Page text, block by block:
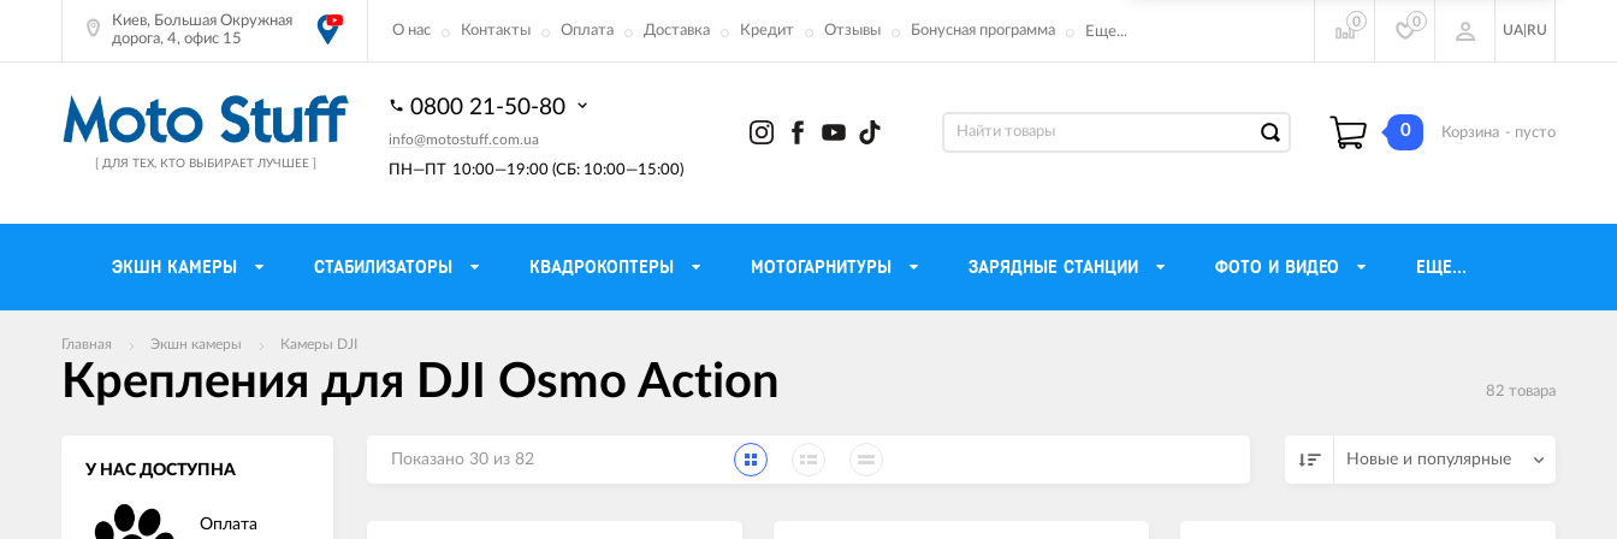
Киев, Большая Окружная
дорога, 4, офис 15
О нас Контакты Оплата Доставка Кредит Отзывы Бонусная программа Еще...
0 0
UA RU
[ ДЛЯ ТЕХ, КТО ВЫБИРАЕТ ЛУЧШЕЕ ] ПН—ПТ 10:00—19:00 (СБ: 10:00—15:00)
0800 21-50-80
info@motostuff.com.ua 0 Корзина - пусто
ЭКШН КАМЕРЫ СТАБИЛИЗАТОРЫ КВАДРОКОПТЕРЫ МОТОГАРНИТУРЫ ЗАРЯДНЫЕ СТАНЦИИ ФОТО И ВИДЕО ЕЩЕ...
Держатели телефона
Мото GPS навигаторы
Моторные масла для
мотоцикла
Тормозная жидкость
Трехфазные генераторы
Главная Экшн камеры Камеры DJI
Крепления для DJI Osmo Action 82 товара
У НАС ДОСТУПНА
Оплата
Показано 30 из 82 Новые и популярные